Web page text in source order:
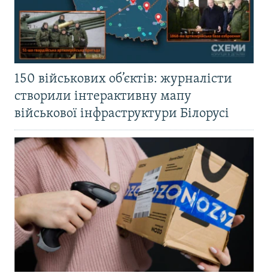
150 військових об’єктів: журналісти
створили інтерактивну мапу
військової інфраструктури Білорусі